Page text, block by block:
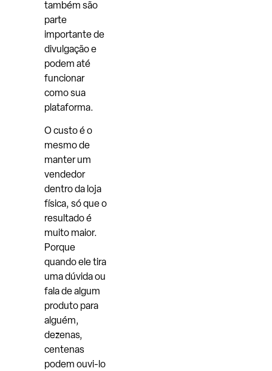
também são
parte
importante de
divulgação e
podem até
funcionar
como sua
plataforma.
O custo é o
mesmo de
manter um
vendedor
dentro da loja
física, só que o
resultado é
muito maior.
Porque
quando ele tira
uma dúvida ou
fala de algum
produto para
alguém,
dezenas,
centenas
podem ouvi-lo